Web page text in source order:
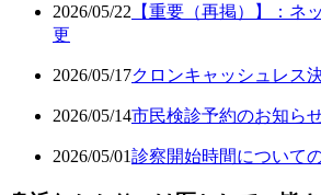
2026/05/22 【重要（再掲）】：
更
2026/05/17クロンキャッシュレス
2026/05/14市民検診予約のお知ら
2026/05/01診察開始時間について